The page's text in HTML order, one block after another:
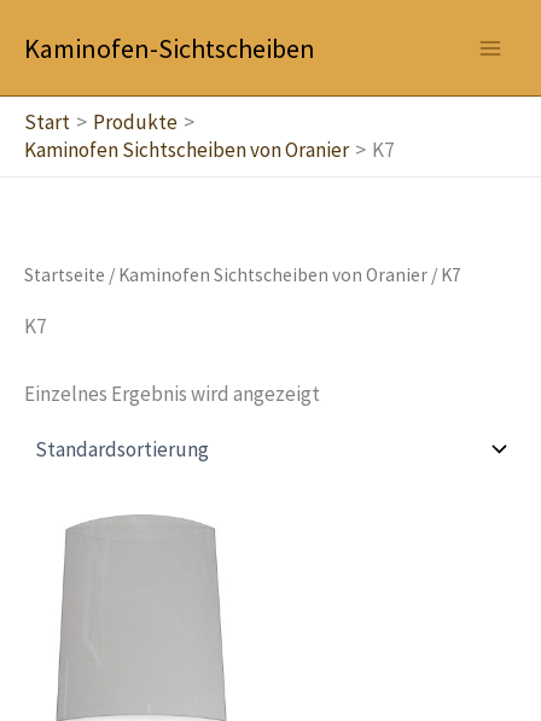
InhaltKaminofen-Sichtscheiben
Start
Produkte
Kaminofen Sichtscheiben von Oranier
K7
Startseite / Kaminofen Sichtscheiben von Oranier / K7
K7
Einzelnes Ergebnis wird angezeigt